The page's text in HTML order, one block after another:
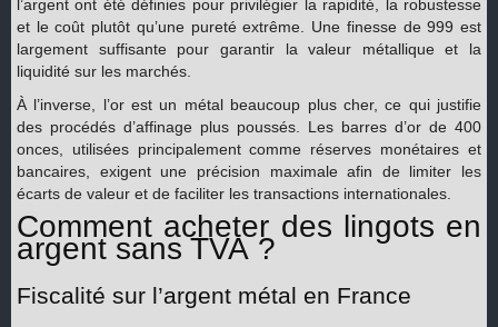
l’argent ont été définies pour privilégier la rapidité, la robustesse
et le coût plutôt qu’une pureté extrême. Une finesse de 999 est
largement suffisante pour garantir la valeur métallique et la
liquidité sur les marchés.
À l’inverse, l’or est un métal beaucoup plus cher, ce qui justifie
des procédés d’affinage plus poussés. Les barres d’or de 400
onces, utilisées principalement comme réserves monétaires et
bancaires, exigent une précision maximale afin de limiter les
écarts de valeur et de faciliter les transactions internationales.
Comment acheter des lingots en
argent sans TVA ?
Fiscalité sur l’argent métal en France